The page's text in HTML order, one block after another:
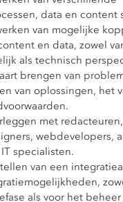
data en content
van mogelijke
en data, zowel
als technisch
brengen van
van oplossingen, het
met redacteuren,
webdevelopers,
specialisten.
van een
als voor het beheer